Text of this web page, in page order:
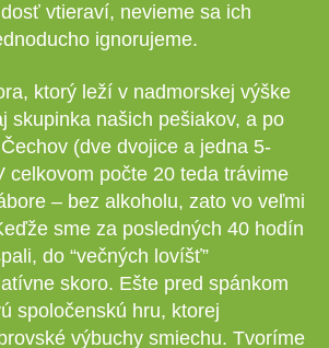
vtieraví, nevieme sa ich
ignorujeme.
ktorý leží v nadmorskej výške
skupinka našich pešiakov, a po
(dve dvojice a jedna 5-
celkovom počte 20 teda trávime
– bez alkoholu, zato vo veľmi
sme za posledných 40 hodín
do “večných lovíšť”
skoro. Ešte pred spánkom
spoločenskú hru, ktorej
výbuchy smiechu. Tvoríme